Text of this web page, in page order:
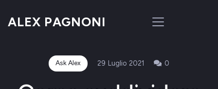
ALEX PAGNONI
Ask Alex 29 Luglio 2021 0